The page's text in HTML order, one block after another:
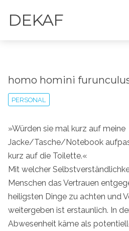
DEKAF
homo homini
PERSONAL
»Würden sie mal kurz auf meine
Jacke/Tasche/Notebook
kurz auf die Toilette.«
Mit welcher
Menschen das Vertrauen
heiligsten Dinge zu achten und
weitergeben ist erstaunlich. In
Abwesenheit käme als